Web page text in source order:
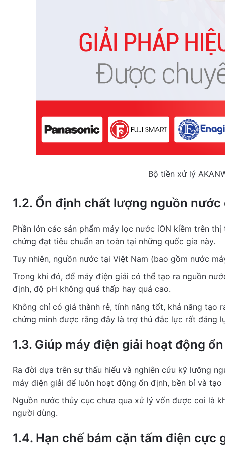
Bộ tiền xử lý
1.2. Ổn định chất lượng nguồn
Phần lớn các sản phẩm máy lọc nước iON kiềm trên
chứng đạt tiêu chuẩn an toàn tại những quốc gia này.
Tuy nhiên, nguồn nước tại Việt Nam (bao gồm nước
Trong khi đó, để máy điện giải có thể tạo ra nguồn
định, độ pH không quá thấp hay quá cao.
Không chỉ có giá thành rẻ, tính năng tốt, khả năng tạo
chứng minh được rằng đây là trợ thủ đắc lực rất đáng
1.3. Giúp máy điện giải hoạt động
Ra đời dựa trên sự thấu hiểu và nghiên cứu kỹ lưỡng
máy điện giải để luôn hoạt động ổn định, bền bỉ và tạo
Nguồn nước thủy cục chưa qua xử lý vốn được coi là
người dùng.
1.4. Hạn chế bám cặn tấm điện